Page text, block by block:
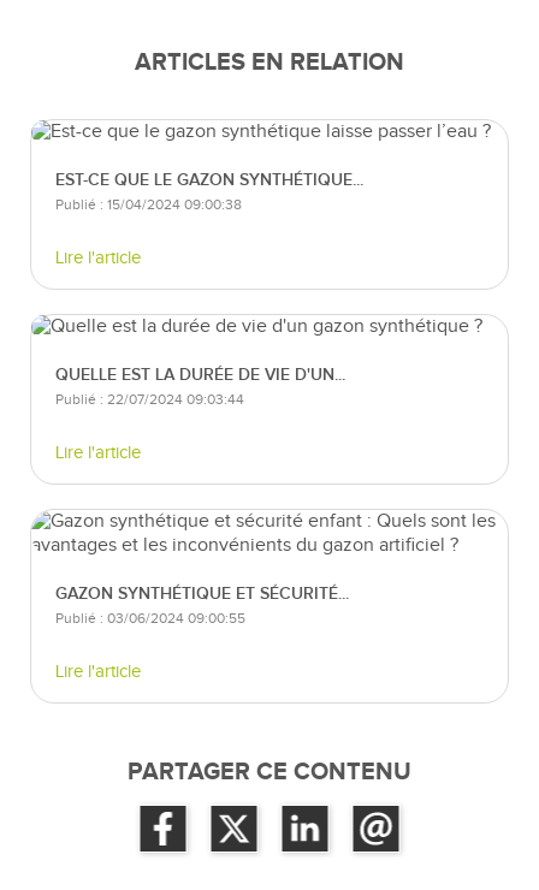
ARTICLES EN RELATION
EST-CE QUE LE GAZON SYNTHÉTIQUE...
Publié : 15/04/2024 09:00:38
Lire l'article
QUELLE EST LA DURÉE DE VIE D'UN...
Publié : 22/07/2024 09:03:44
Lire l'article
GAZON SYNTHÉTIQUE ET SÉCURITÉ...
Publié : 03/06/2024 09:00:55
Lire l'article
PARTAGER CE CONTENU